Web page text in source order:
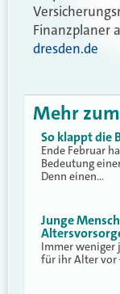
Finanzplaner
dresden.de
Mehr
So klappt die
Ende Februar
Bedeutung
Denn einen…
Junge
Immer weniger
für ihr Alter